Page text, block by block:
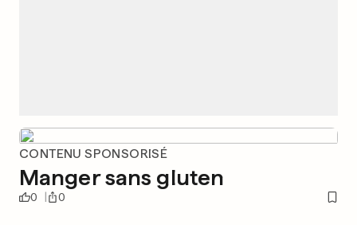
CONTENU SPONSORISÉ
Manger sans gluten
0 0